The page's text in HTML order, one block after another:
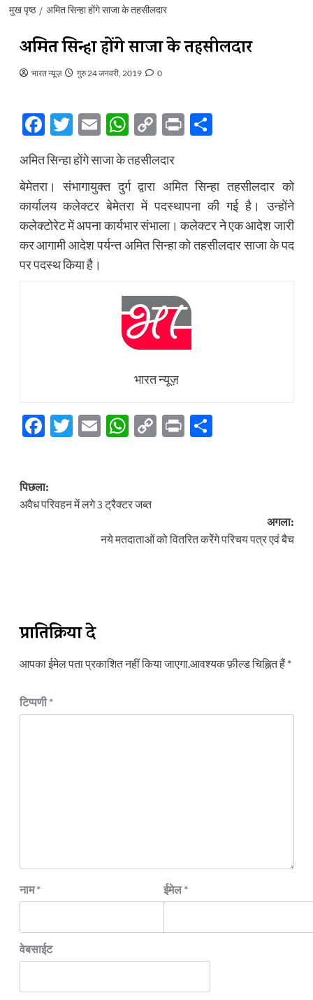
मुख पृष्ठ अमित सिन्हा होंगे साजा के तहसीलदार
अमित सिन्हा होंगे साजा के तहसीलदार
भारत न्यूज़ गुरु 24 जनवरी, 2019 0
Facebook
Twitter
EmailWhatsApp
Copy
PrintShare
अमित सिन्हा होंगे साजा के तहसीलदार
बेमेतरा। संभागायुक्त दुर्ग द्वारा अमित सिन्हा तहसीलदार को
कार्यालय कलेक्टर बेमेतरा में पदस्थापना की गई है। उन्होंने
कलेक्टोरेट में अपना कार्यभार संभाला। कलेक्टर ने एक आदेश जारी
कर आगामी आदेश पर्यन्त अमित सिन्हा को तहसीलदार साजा के पद
पर पदस्थ किया है।
भारत न्यूज़
Facebook
Twitter
EmailWhatsApp
Copy
PrintShare
पोस्ट
नेविगेशन
पिछला:
अवैध परिवहन में लगे 3 ट्रैक्टर जब्त
अगला:
नये मतदाताओं को वितरित करेेंगे परिचय पत्र एवं बैच
प्रातिक्रिया दे
आपका ईमेल पता प्रकाशित नहीं किया जाएगा.आवश्यक फ़ील्ड चिह्नित हैं*
टिप्पणी*
नाम* ईमेल*
वेबसाईट